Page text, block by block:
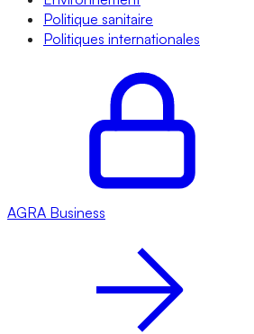
Politique sanitaire
Politiques internationales
AGRA Business